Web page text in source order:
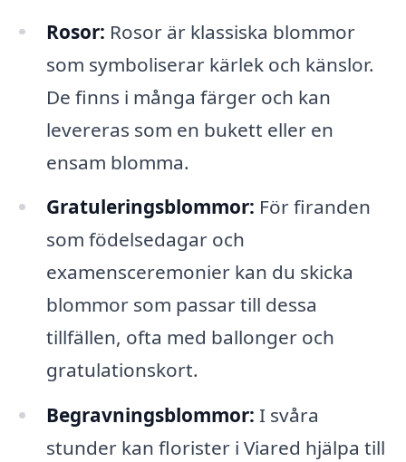
Rosor: Rosor är klassiska blommor
som symboliserar kärlek och känslor.
De finns i många färger och kan
levereras som en bukett eller en
ensam blomma.
Gratuleringsblommor: För firanden
som födelsedagar och
examensceremonier kan du skicka
blommor som passar till dessa
tillfällen, ofta med ballonger och
gratulationskort.
Begravningsblommor: I svåra
stunder kan florister i Viared hjälpa till